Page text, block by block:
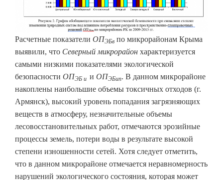
Расчетные показатели ОПЭБв по микрорайонам Крыма
выявили, что Северный микрорайон характеризуется
самыми низкими показателями экологической
безопасности ОПЭБ и и ОПЭБип. В данном микрорайоне
накоплены наибольшие объемы токсичных отходов (г.
Армянск), высокий уровень попадания загрязняющих
веществ в атмосферу, незначительные объемы
лесовосстановительных работ, отмечаются эрозийные
процессы земель, потери воды в результате высокой
степени изношенности сетей. Хотя следует отметить,
что в данном микрорайоне отмечается неравномерность
нарушений экологического состояния, которая может